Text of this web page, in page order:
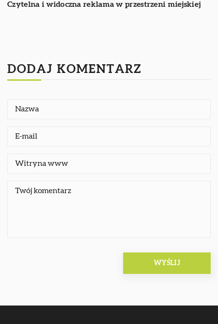
Czytelna i widoczna reklama w przestrzeni miejskiej
DODAJ KOMENTARZ